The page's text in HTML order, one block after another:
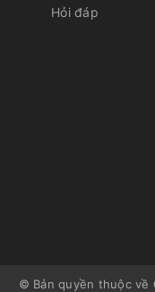
hệ thống lọc kép
hợp than hoạt tính,
này còn xử lý hiệu
rửa sạch bằng
Hỏi đáp
© Bản quyền thuộc về